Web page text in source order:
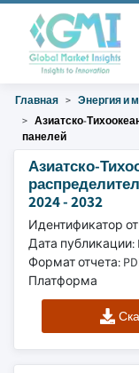
Главная Энергия и
Азиатско-
панелей
Азиатско-
2024 - 2032
Идентификатор
Дата публикации:
Формат отчета:
Платформа